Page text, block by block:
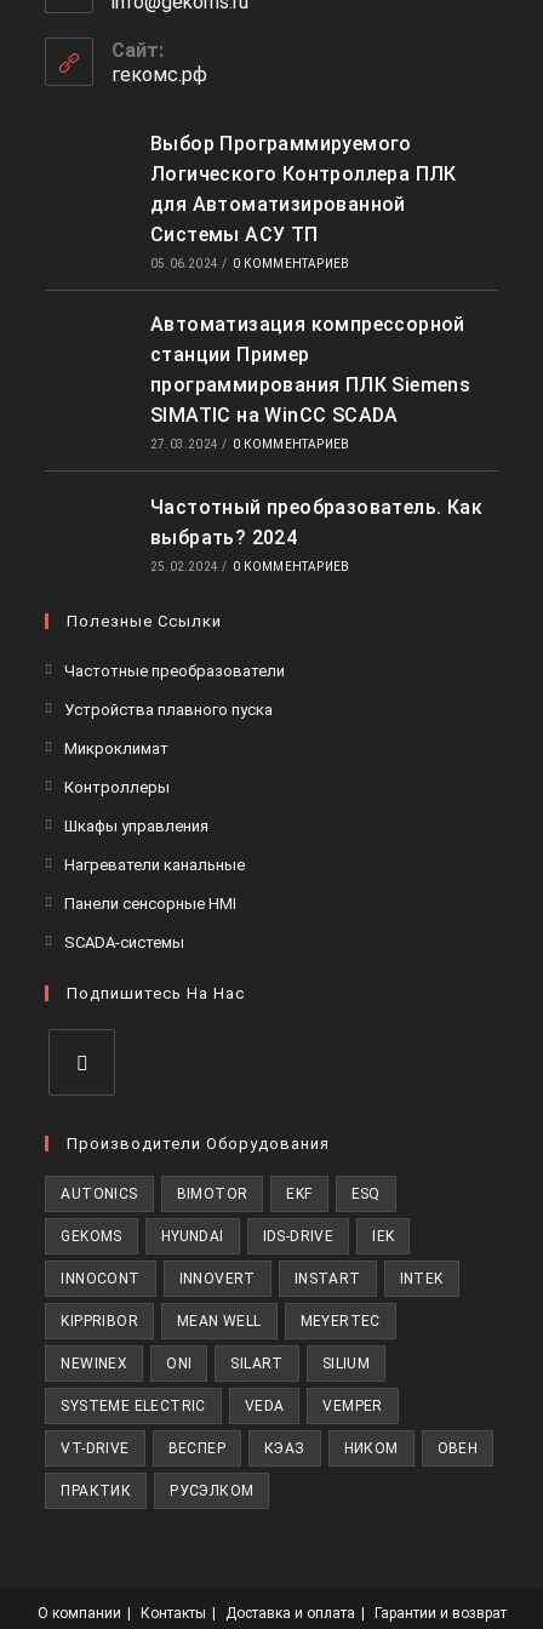
вашем
приложении
Сайт:
гекомс.рф
Выбор Программируемого
Логического Контроллера ПЛК
для Автоматизированной
Системы АСУ ТП
05.06.2024 / 0 КОММЕНТАРИЕВ
Автоматизация компрессорной
станции Пример
программирования ПЛК Siemens
SIMATIC на WinCC SCADA
27.03.2024 / 0 КОММЕНТАРИЕВ
Частотный преобразователь. Как
выбрать? 2024
25.02.2024 / 0 КОММЕНТАРИЕВ
Полезные Ссылки
Частотные преобразователи
Устройства плавного пуска
МикроклиматОткроется
вкладке
Контроллеры
вкладке
Шкафы управления
вкладке
Нагреватели канальныеОткроется
Панели сенсорные HMI
вкладке
SCADA-системы
новой
Подпишитесь На Нас
в
вкладке
Производители Оборудования
AUTONICS BIMOTOR EKF ESQ
GEKOMS HYUNDAI IDS-DRIVE IEK
INNOCONT INNOVERT INSTART INTEK
KIPPRIBOR MEAN WELL MEYERTEC
NEWINEX ONI SILART SILIUM
SYSTEME ELECTRIC VEDA VEMPER
VT-DRIVE ВЕСПЕР КЭАЗ НИКОМ ОВЕН
ПРАКТИК РУСЭЛКОМ
О компании Контакты Доставка и оплата Гарантии и возврат